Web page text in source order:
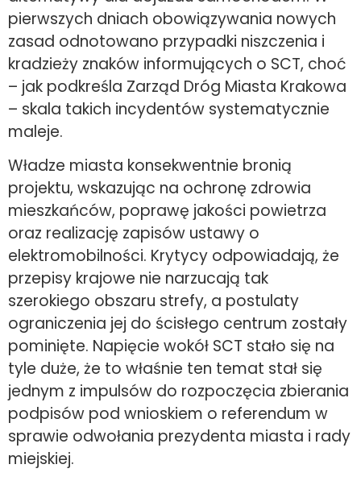
pierwszych dniach obowiązywania nowych
zasad odnotowano przypadki niszczenia i
kradzieży znaków informujących o SCT, choć
– jak podkreśla Zarząd Dróg Miasta Krakowa
– skala takich incydentów systematycznie
maleje.
Władze miasta konsekwentnie bronią
projektu, wskazując na ochronę zdrowia
mieszkańców, poprawę jakości powietrza
oraz realizację zapisów ustawy o
elektromobilności. Krytycy odpowiadają, że
przepisy krajowe nie narzucają tak
szerokiego obszaru strefy, a postulaty
ograniczenia jej do ścisłego centrum zostały
pominięte. Napięcie wokół SCT stało się na
tyle duże, że to właśnie ten temat stał się
jednym z impulsów do rozpoczęcia zbierania
podpisów pod wnioskiem o referendum w
sprawie odwołania prezydenta miasta i rady
miejskiej.